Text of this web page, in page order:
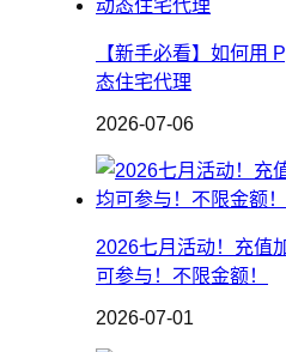
【新手必看】如何用
态住宅代理
2026-07-06
2026七月活动！充值
可参与！不限金额！
2026-07-01